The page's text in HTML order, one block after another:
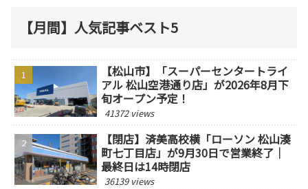
【月間】人気記事ベスト5
【松山市】「スーパーセンタートライ
アル 松山空港通り店」が2026年8月下
旬オープン予定！
41372 views
【閉店】済美高校横「ローソン 松山湊
町七丁目店」が9月30日で営業終了｜
最終日は14時閉店
36139 views